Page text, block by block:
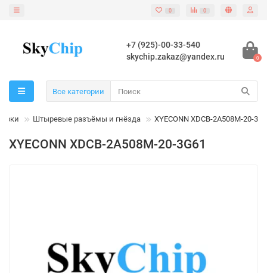
0 0
+7 (925)-00-33-540
skychip.zakaz@yandex.ru
0
Все категории
Штыревые разъёмы и гнёзда XYECONN XDCB-2A508M-20-
XYECONN XDCB-2A508M-20-3G61